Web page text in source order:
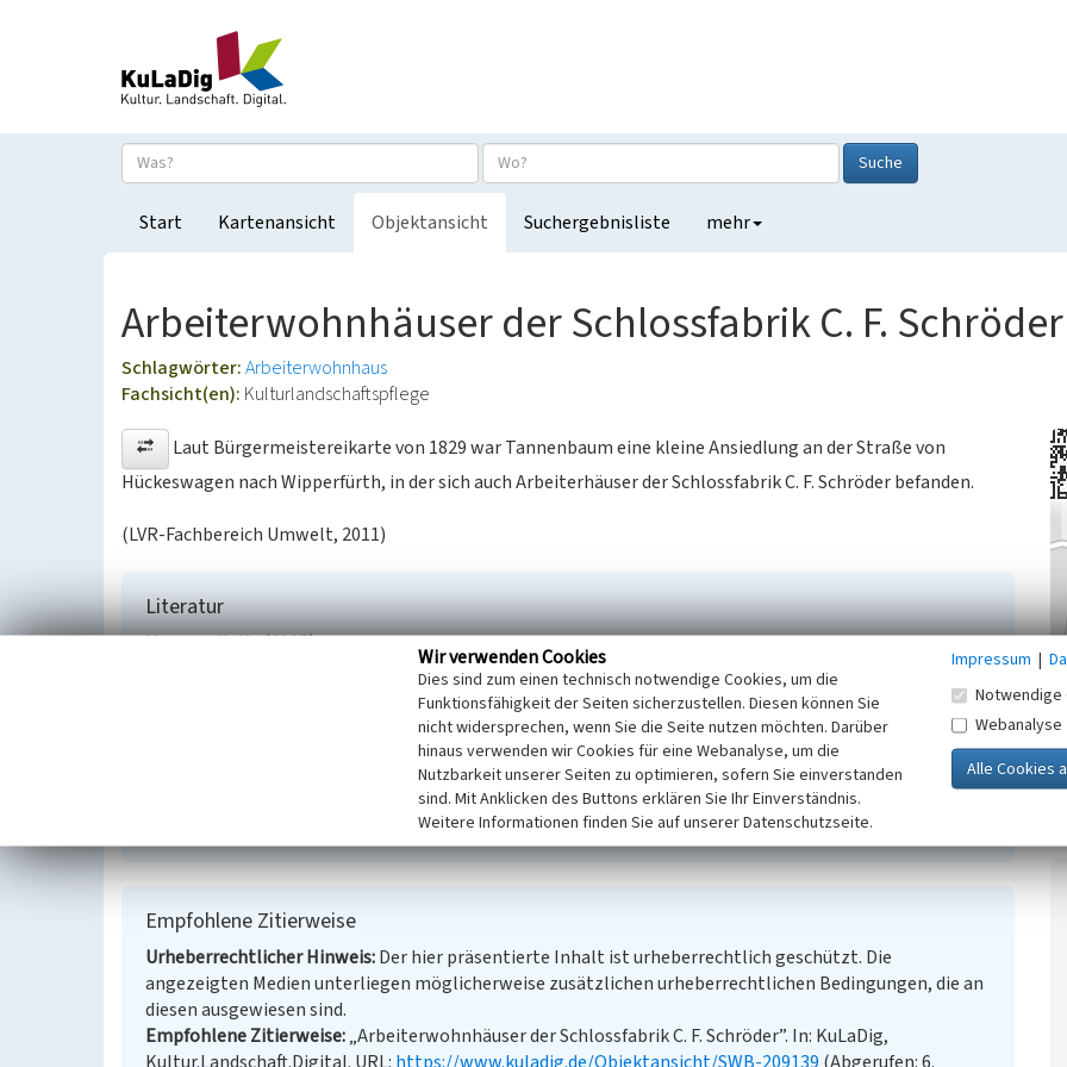
Suche
Start Kartenansicht Objektansicht Suchergebnisliste mehr
Arbeiterwohnhäuser der Schlossfabrik C. F. Schröder
Schlagwörter:Arbeiterwohnhaus
Fachsicht(en): Kulturlandschaftspflege
Laut Bürgermeistereikarte von 1829 war Tannenbaum eine kleine Ansiedlung an der Straße von
Hückeswagen nach Wipperfürth, in der sich auch Arbeiterhäuser der Schlossfabrik C. F. Schröder befanden.
(LVR-Fachbereich Umwelt, 2011)
Literatur
Krumm, Hella (2005) Kobeshofen - Westenbrücke. In: Leiw Heukeshoven 44, S. 111-113. o. O.
Arbeiterwohnhäuser der Schlossfabrik C. F. Schröder
Kulturlandschaftspflege
Empfohlene Zitierweise
Urheberrechtlicher Hinweis Der hier präsentierte Inhalt ist urheberrechtlich geschützt. Die
angezeigten Medien unterliegen möglicherweise zusätzlichen urheberrechtlichen Bedingungen, die an
diesen ausgewiesen sind.
Empfohlene Zitierweise „Arbeiterwohnhäuser der Schlossfabrik C. F. Schröder”. In: KuLaDig,
Wir verwenden Cookies
Dies sind zum einen technisch notwendige Cookies, um die
Funktionsfähigkeit der Seiten sicherzustellen. Diesen können Sie
nicht widersprechen, wenn Sie die Seite nutzen möchten. Darüber
hinaus verwenden wir Cookies für eine Webanalyse, um die
Nutzbarkeit unserer Seiten zu optimieren, sofern Sie einverstanden
sind. Mit Anklicken des Buttons erklären Sie Ihr Einverständnis.
Weitere Informationen finden Sie auf unserer Datenschutzseite.
Impressum |
Notwendige
Webanalyse